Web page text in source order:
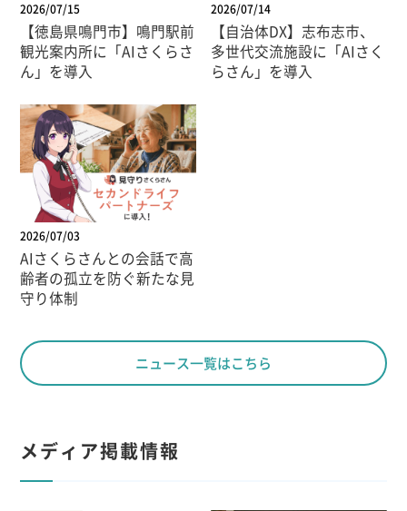
2026/07/15
【徳島県鳴門市】鳴門駅前
観光案内所に「AIさくらさ
ん」を導入
2026/07/14
【自治体DX】志布志市、
多世代交流施設に「AIさく
らさん」を導入
2026/07/03
AIさくらさんとの会話で高
齢者の孤立を防ぐ新たな見
守り体制
ニュース一覧はこちら
メディア掲載情報